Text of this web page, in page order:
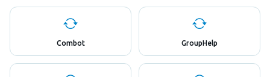
Combot GroupHelp